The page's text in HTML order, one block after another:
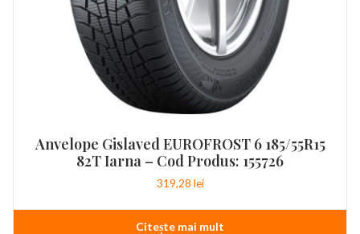
Anvelope Gislaved EUROFROST 6 185/55R15
82T Iarna – Cod Produs: 155726
319,28 lei
Citește mai mult